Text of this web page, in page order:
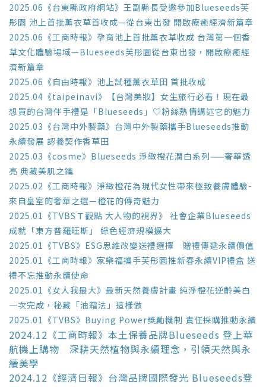
2025.06《台東縣政府網站》王副縣長受邀參加Blueseeds芙
彤園 池上首批薰衣草首收成—從台東出發 開啟療癒經濟新篇章
2025.06《工商時報》孕育池上首批薰衣草收成 台灣第一個香
草文化體驗場域—Blueseeds芙彤園從台東出發，開啟療癒經
濟新篇章
2025.06《自由時報》池上試種薰衣草田 首批收成
2025.04《taipeinavi》【台灣美妝】女生旅行必看！現在最
想買的台灣伴手禮是「Blueseeds」♡粉絲熱情講述它的魅力
2025.03《台灣中外製藥》台灣中外製藥攜手Blueseeds推動
永續發展 認養契作香草田
2025.03《cosme》Blueseeds 淨緻橙花潤白系列——奢華透
亮 典藏美肌之鑰
2025.02《工商時報》淨緻橙花為現代女性帶來極致養膚體驗-
來自皇室的奢華之選—橙花的傳奇魅力
2025.01《TVBSＴ觀點 大人物的視界》 社會企業Blueseeds
成就「東方普羅旺斯」 綠色經濟規模擴大
2025.01《TVBS》ESG思維改變送禮選擇 贈禮傳遞永續價值
2025.01《工商時報》家樂福攜手芙彤園推新春永續VIP禮盒 送
禮不忘推動永續使命
2025.01《女人我最大》最新天然養膚計畫 純淨橙花逆齡美白
一次完成，秘藏「油霜法」這樣做
2025.01《TVBS》Buying Power獎勵機制 責任採購推動永續
2024.12《工商時報》本土保養品牌Blueseeds 登上華
航機上購物 深耕天然植物與永續理念，引領天然與永
續美學
2024.12《經濟日報》台灣品牌國際發光 Blueseeds登